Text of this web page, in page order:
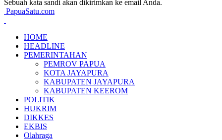
Sebuah kata sandi akan dikirimkan ke email Anda.
PapuaSatu.com
HOME
HEADLINE
PEMERINTAHAN
PEMROV PAPUA
KOTA JAYAPURA
KABUPATEN JAYAPURA
KABUPATEN KEEROM
POLITIK
HUKRIM
DIKKES
EKBIS
Olahraga